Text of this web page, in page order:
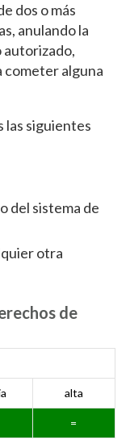
dos o más
anulando la
autorizado,
cometer alguna
las siguientes
del sistema de
otra
de
alta
=